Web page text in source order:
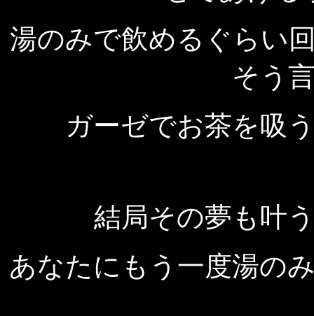
湯のみで飲めるぐらい
そう
ガーゼでお茶を吸
結局その夢も叶
あなたにもう一度湯の